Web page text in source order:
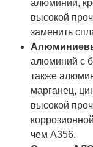
алюминий,
высокой
заменить
алюминий с
также
марганец,
высокой
чем А356.